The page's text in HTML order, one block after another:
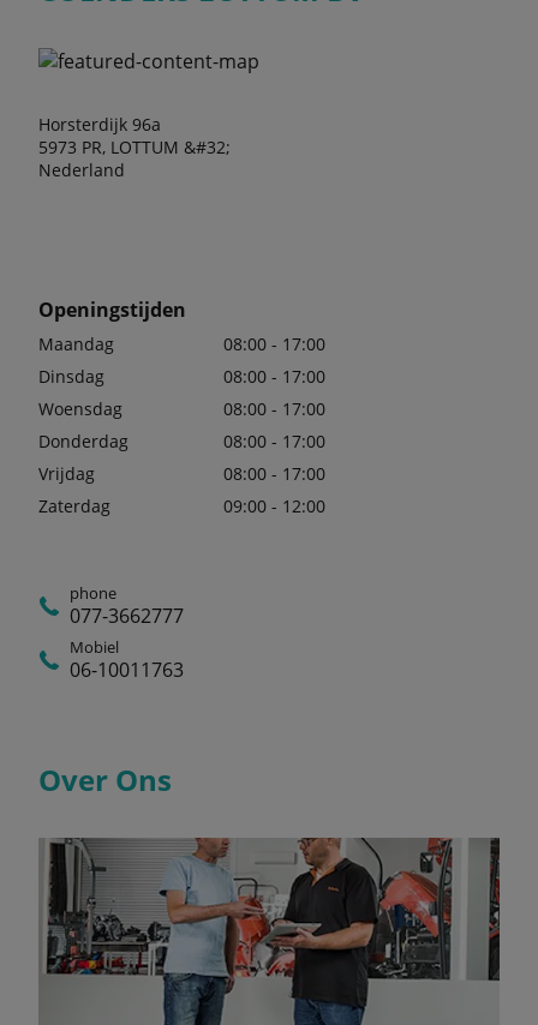
Horsterdijk 96a
5973 PR, LOTTUM &#32;
Nederland
Openingstijden
Maandag
08:00 - 17:00
Dinsdag
08:00 - 17:00
Woensdag
08:00 - 17:00
Donderdag
08:00 - 17:00
Vrijdag
08:00 - 17:00
Zaterdag
09:00 - 12:00
phone
077-3662777
Mobiel
06-10011763
Over Ons